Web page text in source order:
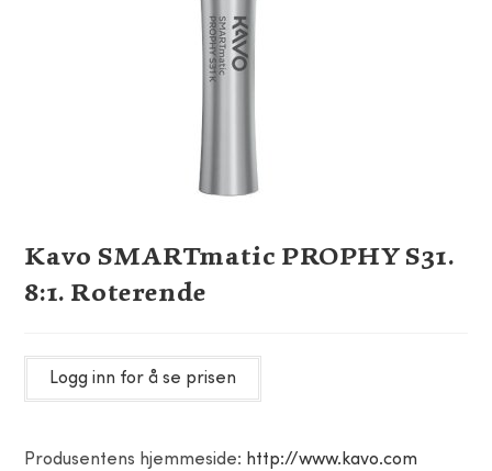
Kavo SMARTmatic PROPHY S31.
8:1. Roterende
Logg inn for å se prisen
Produsentens hjemmeside: http://www.kavo.com